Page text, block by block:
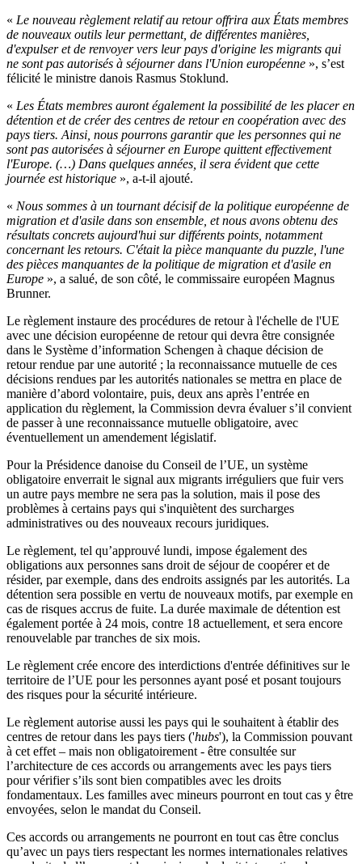
« Le nouveau règlement relatif au retour offrira aux États membres
de nouveaux outils leur permettant, de différentes manières,
d'expulser et de renvoyer vers leur pays d'origine les migrants qui
ne sont pas autorisés à séjourner dans l'Union européenne », s’est
félicité le ministre danois Rasmus Stoklund.
« Les États membres auront également la possibilité de les placer en
détention et de créer des centres de retour en coopération avec des
pays tiers. Ainsi, nous pourrons garantir que les personnes qui ne
sont pas autorisées à séjourner en Europe quittent effectivement
l'Europe. (…) Dans quelques années, il sera évident que cette
journée est historique », a-t-il ajouté.
« Nous sommes à un tournant décisif de la politique européenne de
migration et d'asile dans son ensemble, et nous avons obtenu des
résultats concrets aujourd'hui sur différents points, notamment
concernant les retours. C'était la pièce manquante du puzzle, l'une
des pièces manquantes de la politique de migration et d'asile en
Europe », a salué, de son côté, le commissaire européen Magnus
Brunner.
Le règlement instaure des procédures de retour à l'échelle de l'UE
avec une décision européenne de retour qui devra être consignée
dans le Système d’information Schengen à chaque décision de
retour rendue par une autorité ; la reconnaissance mutuelle de ces
décisions rendues par les autorités nationales se mettra en place de
manière d’abord volontaire, puis, deux ans après l’entrée en
application du règlement, la Commission devra évaluer s’il convient
de passer à une reconnaissance mutuelle obligatoire, avec
éventuellement un amendement législatif.
Pour la Présidence danoise du Conseil de l’UE, un système
obligatoire enverrait le signal aux migrants irréguliers que fuir vers
un autre pays membre ne sera pas la solution, mais il pose des
problèmes à certains pays qui s'inquiètent des surcharges
administratives ou des nouveaux recours juridiques.
Le règlement, tel qu’approuvé lundi, impose également des
obligations aux personnes sans droit de séjour de coopérer et de
résider, par exemple, dans des endroits assignés par les autorités. La
détention sera possible en vertu de nouveaux motifs, par exemple en
cas de risques accrus de fuite. La durée maximale de détention est
également portée à 24 mois, contre 18 actuellement, et sera encore
renouvelable par tranches de six mois.
Le règlement crée encore des interdictions d'entrée définitives sur le
territoire de l’UE pour les personnes ayant posé et posant toujours
des risques pour la sécurité intérieure.
Le règlement autorise aussi les pays qui le souhaitent à établir des
centres de retour dans les pays tiers ('hubs'), la Commission pouvant
à cet effet – mais non obligatoirement - être consultée sur
l’architecture de ces accords ou arrangements avec les pays tiers
pour vérifier s’ils sont bien compatibles avec les droits
fondamentaux. Les familles avec mineurs pourront en tout cas y être
envoyées, selon le mandat du Conseil.
Ces accords ou arrangements ne pourront en tout cas être conclus
qu’avec un pays tiers respectant les normes internationales relatives